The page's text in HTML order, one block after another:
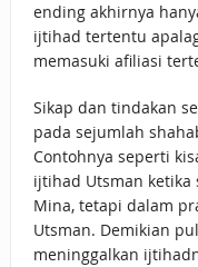
ending akhirnya
ijtihad tertentu
memasuki afiliasi
Sikap dan tindakan
pada sejumlah
Contohnya seperti
ijtihad Utsman ketika
Mina, tetapi dalam
Utsman. Demikian
meninggalkan